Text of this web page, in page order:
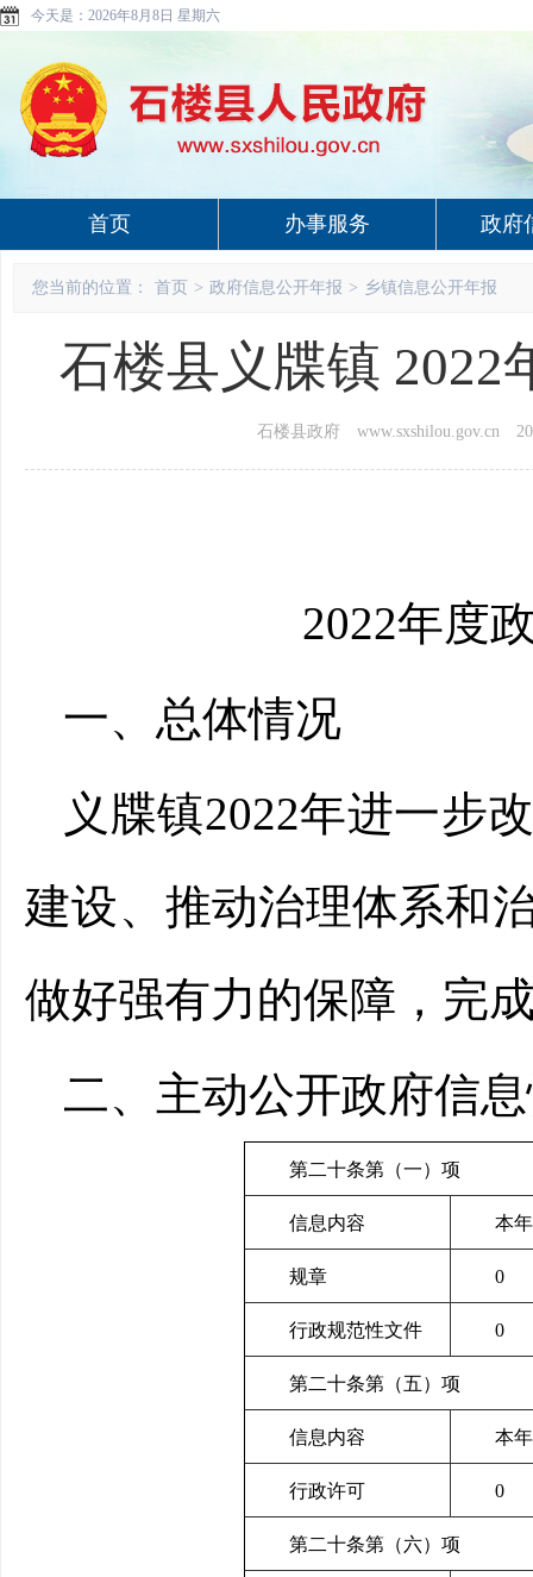
今天是： 2026年8月8日 星期六
首页 办事服务 政府
您当前的位置： 首页 > 政府信息公开年报 > 乡镇信息公开年报
石楼县义牒镇 2022
石楼县政府 www.sxshilou.gov.cn
2022年度
一、总体情况
义牒镇2022年进一步
建设、推动治理体系和
做好强有力的保障，完
二、主动公开政府信
第二十条第（一）项
信息内容 本
规章 0
行政规范性文件 0
第二十条第（五）项
信息内容 本
行政许可 0
第二十条第（六）项